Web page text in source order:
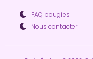
FAQ bougies
Nous contacter